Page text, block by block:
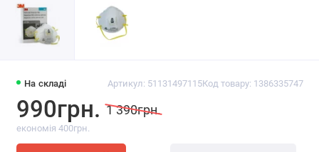
На складі Код товару: 1386335747
Артикул: 51131497115
990грн. 1 390грн.
економія 400грн.